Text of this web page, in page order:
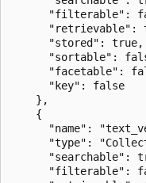
"filterable":
"retrievable":
      "stored": true,
"sortable":
"facetable":
      "key": false
    },
    {
"name":
"type":
"searchable":
"filterable":